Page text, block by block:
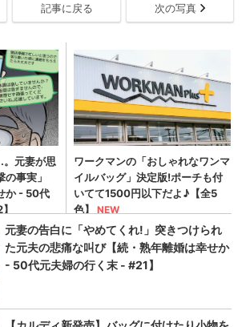
記事に戻る 次の写真